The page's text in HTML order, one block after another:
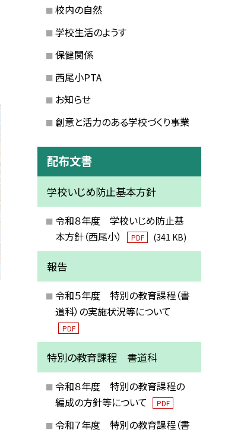
校内の自然
学校生活のようす
保健関係
西尾小PTA
お知らせ
創意と活力のある学校づくり事業
配布文書
学校いじめ防止基本方針
令和８年度 学校いじめ防止基
本方針（西尾小）
PDF (341 KB)
報告
令和５年度 特別の教育課程（書
道科）の実施状況等について
PDF
特別の教育課程 書道科
令和８年度 特別の教育課程の
編成の方針等について
PDF
令和７年度 特別の教育課程（書